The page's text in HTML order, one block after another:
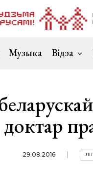
Музыка Відэа
доктар
29.08.2016